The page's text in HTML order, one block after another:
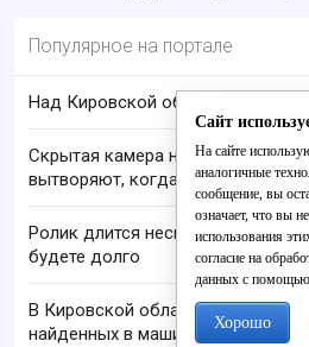
Популярное на портале
Над Кировской областью сбили
Скрытая камера на пляже
вытворяют, когда их не видят...
Ролик длится несколько секунд,
будете долго
В Кировской области проверяют
найденных в машине в Вятке
Сайт
На сайте
аналогичные
сообщение, вы
означает, что вы
использования
согласие на
данных с помощью
Хорошо